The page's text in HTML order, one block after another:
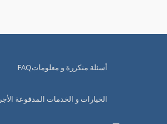
أسئلة متكررة و معلوماتFAQ
الخيارات و الخدمات المدفوعة الأجر